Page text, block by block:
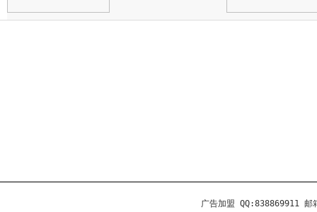
广告加盟 QQ:838869911 邮